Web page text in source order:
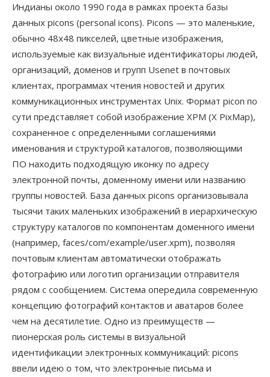
Индианы около 1990 года в рамках проекта базы
данных picons (personal icons). Picons — это маленькие,
обычно 48x48 пикселей, цветные изображения,
используемые как визуальные идентификаторы людей,
организаций, доменов и групп Usenet в почтовых
клиентах, программах чтения новостей и других
коммуникационных инструментах Unix. Формат picon по
сути представляет собой изображение XPM (X PixMap),
сохраненное с определенными соглашениями
именования и структурой каталогов, позволяющими
ПО находить подходящую иконку по адресу
электронной почты, доменному имени или названию
группы новостей. База данных picons организовывала
тысячи таких маленьких изображений в иерархическую
структуру каталогов по компонентам доменного имени
(например, faces/com/example/user.xpm), позволяя
почтовым клиентам автоматически отображать
фотографию или логотип организации отправителя
рядом с сообщением. Система опередила современную
концепцию фотографий контактов и аватаров более
чем на десятилетие. Одно из преимуществ —
пионерская роль системы в визуальной
идентификации электронных коммуникаций: picons
ввели идею о том, что электронные письма и